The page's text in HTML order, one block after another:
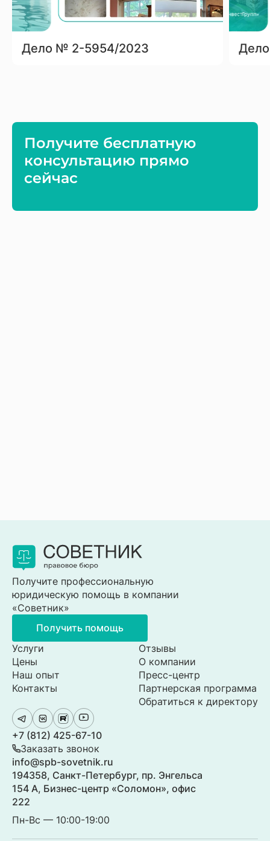
Дело № 2-5954/2023
Получите бесплатную
консультацию прямо
сейчас
Получите профессиональную
юридическую помощь в компании
«Советник»
Получить помощь
Услуги
Цены
Наш опыт
Контакты
Отзывы
О компании
Пресс-центр
Партнерская программа
Обратиться к директору
+7 (812) 425-67-10
Заказать звонок
info@spb-sovetnik.ru
194358, Санкт-Петербург, пр. Энгельса
154 А, Бизнес-центр «Соломон», офис
222
Пн-Вс — 10:00-19:00